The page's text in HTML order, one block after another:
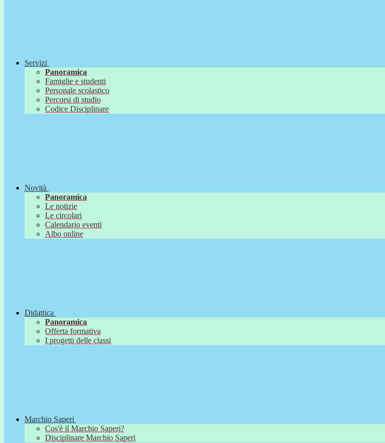
Servizi
Panoramica
Famiglie e studenti
Personale scolastico
Percorsi di studio
Codice Disciplinare
Novità
Panoramica
Le notizie
Le circolari
Calendario eventi
Albo online
Didattica
Panoramica
Offerta formativa
I progetti delle classi
Marchio Saperi
Cos'è il Marchio Saperi?
Disciplinare Marchio Saperi